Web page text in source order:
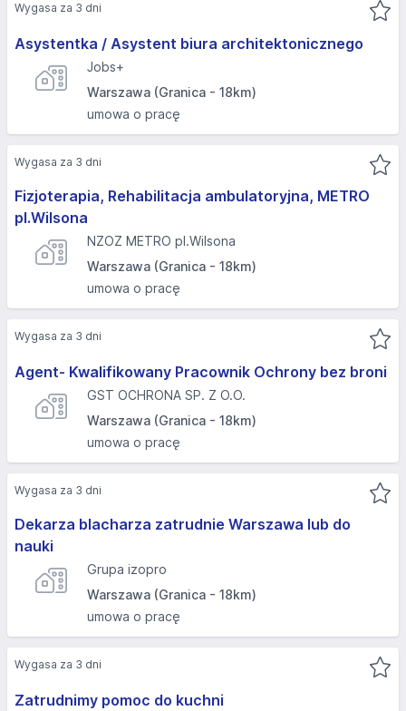
Asystentka / Asystent biura architektonicznego
Jobs+
Warszawa (Granica - 18km)
umowa o pracę
Wygasa za 3 dni
Fizjoterapia, Rehabilitacja ambulatoryjna, METRO
pl.Wilsona
NZOZ METRO pl.Wilsona
Warszawa (Granica - 18km)
umowa o pracę
Wygasa za 3 dni
Agent- Kwalifikowany Pracownik Ochrony bez broni
GST OCHRONA SP. Z O.O.
Warszawa (Granica - 18km)
umowa o pracę
Wygasa za 3 dni
Dekarza blacharza zatrudnie Warszawa lub do
nauki
Grupa izopro
Warszawa (Granica - 18km)
umowa o pracę
Wygasa za 3 dni
Zatrudnimy pomoc do kuchni
Wygasa za 3 dni